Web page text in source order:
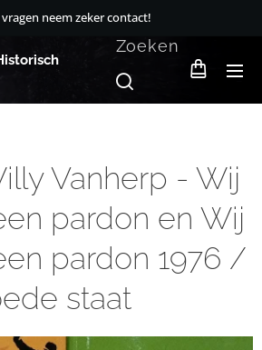
vragen neem zeker contact!
Zoeken
Vanherp - Wij
pardon en Wij
pardon 1976 /
staat